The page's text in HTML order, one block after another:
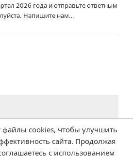
2026 года и отправьте ответным
Напишите нам…
файлы cookies, чтобы улучшить
сайта. Продолжая
с использованием